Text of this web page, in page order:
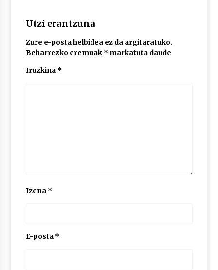
2026/07/02
Utzi erantzuna
Zure e-posta helbidea ez da argitaratuko.
Beharrezko eremuak * markatuta daude
Iruzkina *
Izena *
E-posta *